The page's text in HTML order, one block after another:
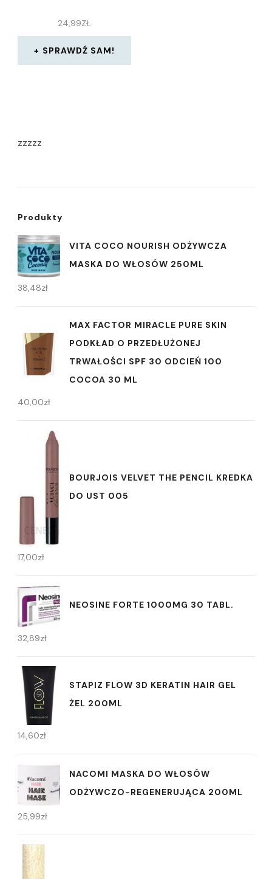
24,99ZŁ
SPRAWDŹ SAM!
zzzzz
Produkty
VITA COCO NOURISH ODŻYWCZA
MASKA DO WŁOSÓW 250ML
38,48zł
MAX FACTOR MIRACLE PURE SKIN
PODKŁAD O PRZEDŁUŻONEJ
TRWAŁOŚCI SPF 30 ODCIEŃ 100
COCOA 30 ML
40,00zł
BOURJOIS VELVET THE PENCIL KREDKA
DO UST 005
17,00zł
NEOSINE FORTE 1000MG 30 TABL.
32,89zł
STAPIZ FLOW 3D KERATIN HAIR GEL
ŻEL 200ML
14,60zł
NACOMI MASKA DO WŁOSÓW
ODŻYWCZO-REGENERUJĄCA 200ML
25,99zł